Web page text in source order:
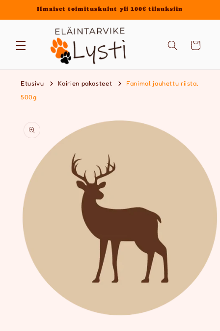
sisältöön
Ilmaiset toimituskulut yli 100€ tilauksiin
Ostoskori
Etusivu Koirien pakasteet
Fanimal jauhettu riista,
500g
tuotetietoihin